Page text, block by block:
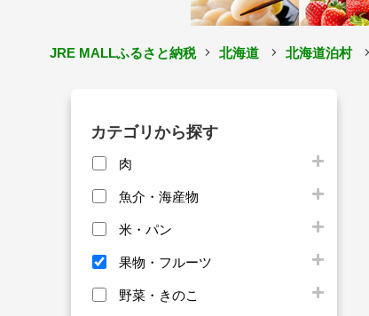
JRE MALLふるさと納税 北海道 北海道泊村
カテゴリから探す
肉
魚介・海産物
米・パン
果物・フルーツ
野菜・きのこ